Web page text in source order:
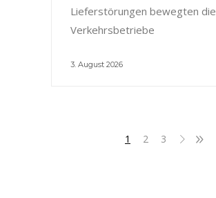
Lieferstörungen bewegten die
Verkehrsbetriebe
3. August 2026
1 2 3